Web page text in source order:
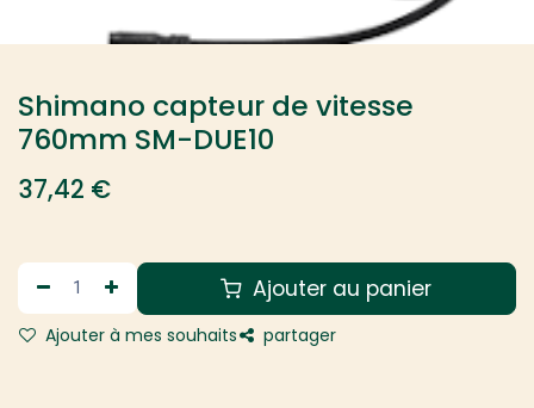
Shimano capteur de vitesse
760mm SM-DUE10
37,42 €
Ajouter au panier
Ajouter à mes souhaits partager